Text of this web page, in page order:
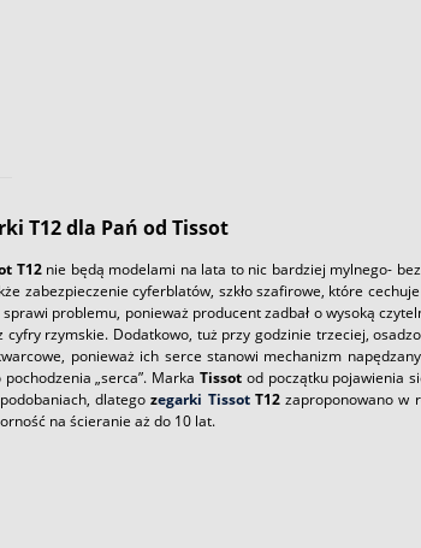
T12 dla Pań od Tissot
T12nie będą modelami na lata to nic bardziej mylnego-
zabezpieczenie cyferblatów, szkło szafirowe, które
sprawi problemu, ponieważ producent zadbał o wysoką
rzymskie. Dodatkowo, tuż przy godzinie trzeciej,
ponieważ ich serce stanowi mechanizm
„serca”. Marka Tissotod początku pojawienia
dlatego zegarki TissotT12zaproponowano w
na ścieranie aż do 10 lat.